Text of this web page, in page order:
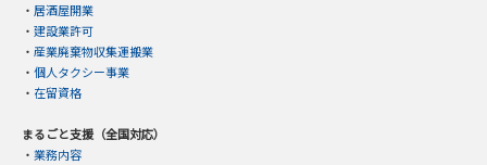
・ 居酒屋開業
・ 建設業許可
・ 産業廃棄物収集運搬業
・ 個人タクシー事業
・ 在留資格
まるごと支援（全国対応）
・ 業務内容